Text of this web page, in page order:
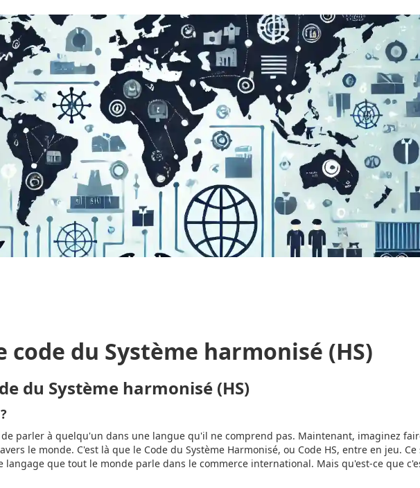
code du Système harmonisé (HS)
du Système harmonisé (HS)
parler à quelqu'un dans une langue qu'il ne comprend pas. Maintenant, imaginez
le monde. C'est là que le Code du Système Harmonisé, ou Code HS, entre en jeu. Ce
langage que tout le monde parle dans le commerce international. Mais qu'est-ce que